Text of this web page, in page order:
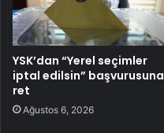
YSK’dan “Yerel seçimler
iptal edilsin” başvurusuna
ret
Ağustos 6, 2026